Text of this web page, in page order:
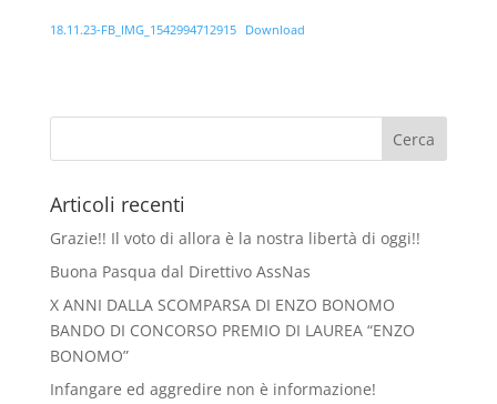
18.11.23-FB_IMG_1542994712915 Download
Articoli recenti
Grazie!! Il voto di allora è la nostra libertà di oggi!!
Buona Pasqua dal Direttivo AssNas
X ANNI DALLA SCOMPARSA DI ENZO BONOMO
BANDO DI CONCORSO PREMIO DI LAUREA “ENZO
BONOMO”
Infangare ed aggredire non è informazione!